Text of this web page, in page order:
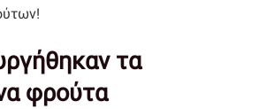
τα
φρούτα